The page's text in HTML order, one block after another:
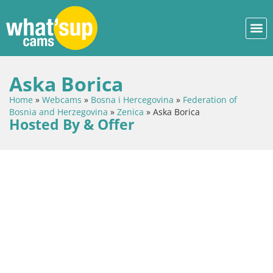
Aska Borica
Home » Webcams » Bosna i Hercegovina » Federation of
Bosnia and Herzegovina » Zenica » Aska Borica
Hosted By & Offer